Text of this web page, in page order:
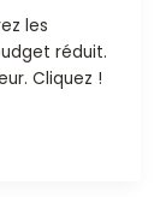
les
réduit.
Cliquez !